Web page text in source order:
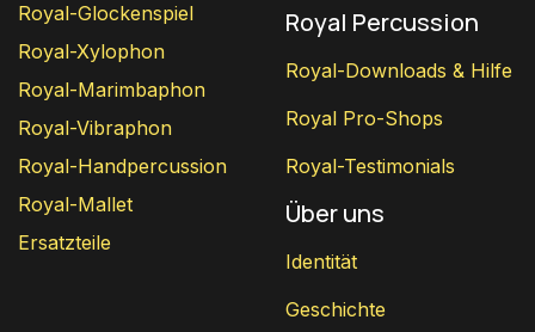
Royal-Glockenspiel
Royal-Xylophon
Royal-Marimbaphon
Royal-Vibraphon
Royal-Handpercussion
Royal-Mallet
Ersatzteile
Royal Percussion
Royal-Downloads & Hilfe
Royal Pro-Shops
Royal-Testimonials
Über uns
Identität
Geschichte